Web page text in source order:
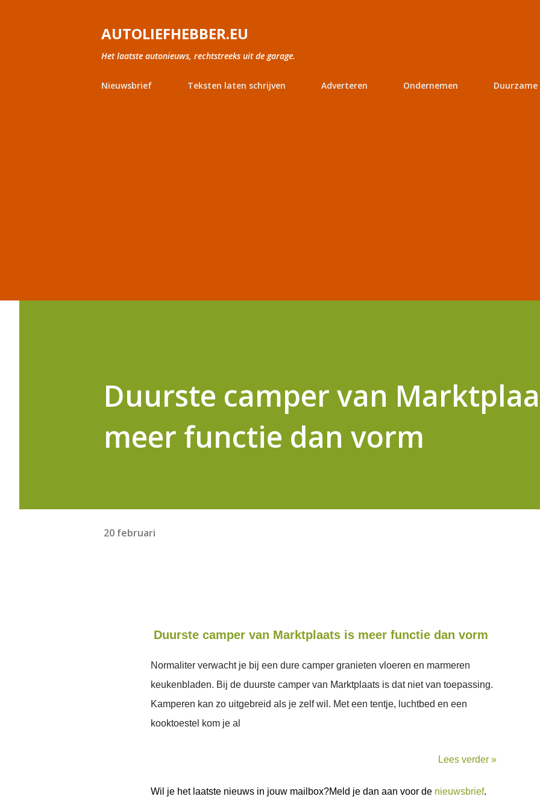
AUTOLIEFHEBBER.EU
Het laatste autonieuws, rechtstreeks uit de garage.
Nieuwsbrief Teksten laten schrijven Adverteren Ondernemen Duurzame
Duurste camper van
meer functie dan vorm
20 februari
Duurste camper van Marktplaats is meer functie dan vorm
Normaliter verwacht je bij een dure camper granieten vloeren en marmeren
keukenbladen. Bij de duurste camper van Marktplaats is dat niet van toepassing.
Kamperen kan zo uitgebreid als je zelf wil. Met een tentje, luchtbed en een
kooktoestel kom je al
Lees verder »
Wil je het laatste nieuws in jouw mailbox?Meld je dan aan voor de nieuwsbrief.